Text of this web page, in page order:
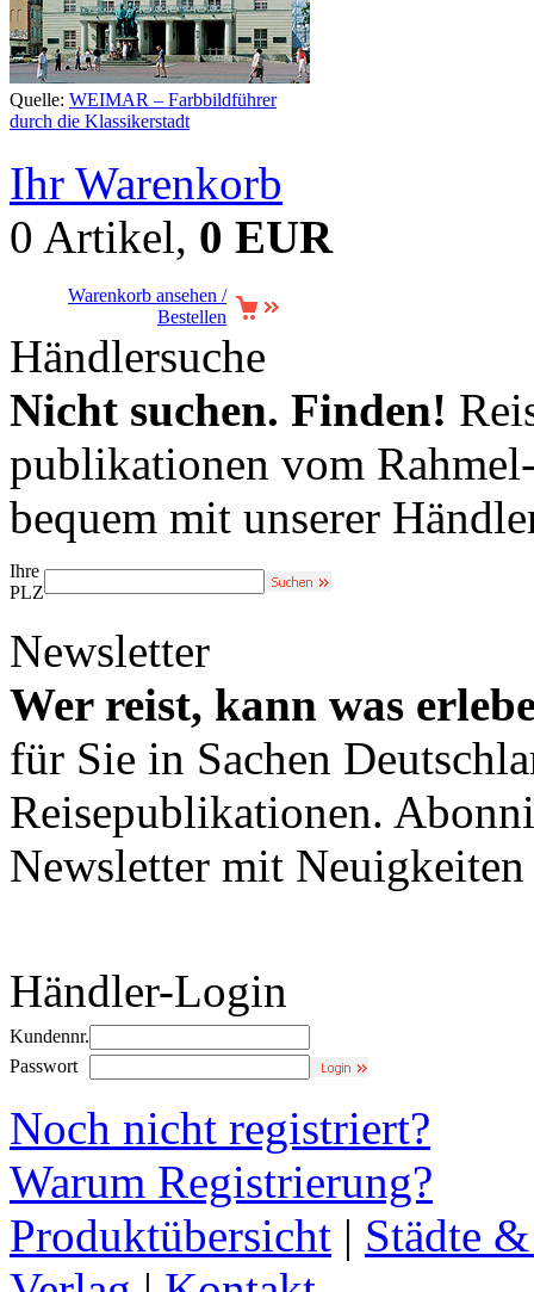
Quelle: WEIMAR – Farbbildführer
durch die Klassikerstadt
Ihr Warenkorb
0 Artikel, 0 EUR
Warenkorb ansehen /
Bestellen
Händlersuche
Nicht suchen. Finden!
publikationen vom
bequem mit unserer
Ihre
PLZ
Newsletter
Wer reist, kann was
für Sie in Sachen
Reisepublikationen.
Newsletter mit
Händler-Login
Kundennr.
Passwort
Noch nicht registriert?
Warum Registrierung?
Produktübersicht | Städte